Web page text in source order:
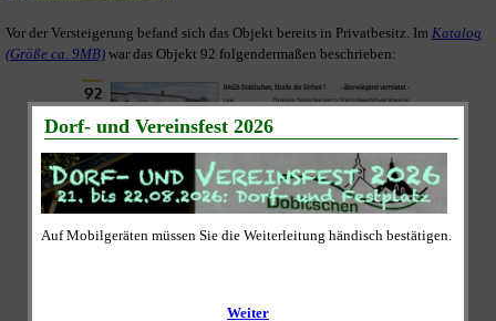
Vor der Versteigerung befand sich das Objekt bereits in Privatbesitz. Im Katalog
(Größe ca. 9MB) war das Objekt 92 folgendermaßen beschrieben: